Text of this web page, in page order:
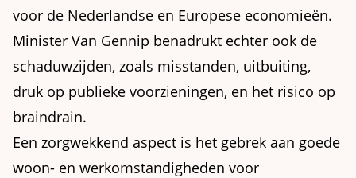
voor de Nederlandse en Europese economieën.
Minister Van Gennip benadrukt echter ook de
schaduwzijden, zoals misstanden, uitbuiting,
druk op publieke voorzieningen, en het risico op
braindrain.
Een zorgwekkend aspect is het gebrek aan goede
woon- en werkomstandigheden voor